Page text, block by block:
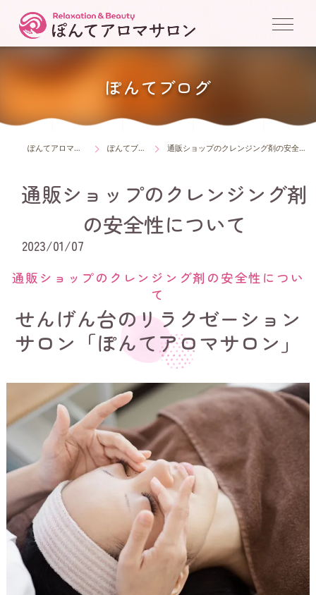
ぽんてブログ
ぽんてアロマサロン ぽんてブログ 通販ショップのクレンジング剤の安全性について
通販ショップのクレンジング剤
の安全性について
2023/01/07
せんげん台のリラクゼーション
サロン「ぽんてアロマサロン」
通販ショップのクレンジング剤の安全性につい
て